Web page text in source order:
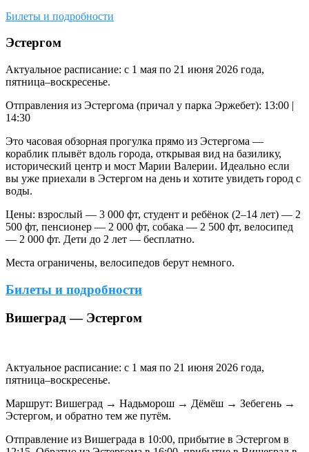
Билеты и подробности
Эстергом
Актуальное расписание: с 1 мая по 21 июня 2026 года,
пятница–воскресенье.
Отправления из Эстергома (причал у парка Эржебет): 13:00 |
14:30
Это часовая обзорная прогулка прямо из Эстергома —
кораблик плывёт вдоль города, открывая вид на базилику,
исторический центр и мост Марии Валерии. Идеально если
вы уже приехали в Эстергом на день и хотите увидеть город с
воды.
Цены: взрослый — 3 000 фт, студент и ребёнок (2–14 лет) — 2
500 фт, пенсионер — 2 000 фт, собака — 2 500 фт, велосипед
— 2 000 фт. Дети до 2 лет — бесплатно.
Места ограничены, велосипедов берут немного.
Билеты и подробности
Вишеград — Эстергом
Актуальное расписание: с 1 мая по 21 июня 2026 года,
пятница–воскресенье.
Маршрут: Вишеград → Надьморош → Дёмёш → Зебегень →
Эстергом, и обратно тем же путём.
Отправление из Вишеграда в 10:00, прибытие в Эстергом в